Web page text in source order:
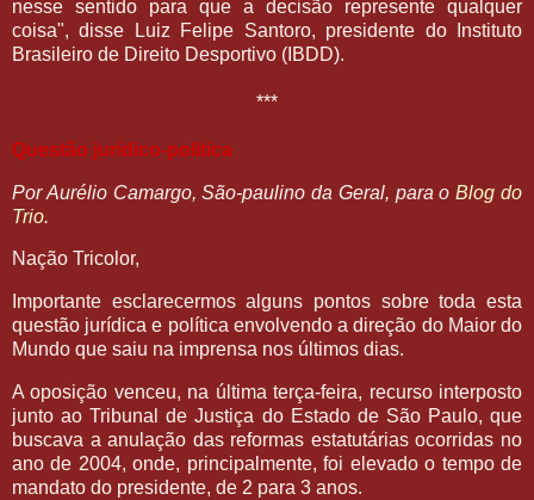
nesse sentido para que a decisão represente qualquer
coisa", disse Luiz Felipe Santoro, presidente do Instituto
Brasileiro de Direito Desportivo (IBDD).
***
Questão jurídico-política
Por Aurélio Camargo, São-paulino da Geral, para oBlog do
Trio.
Nação Tricolor,
Importante esclarecermos alguns pontos sobre toda esta
questão jurídica e política envolvendo a direção do Maior do
Mundo que saiu na imprensa nos últimos dias.
A oposição venceu, na última terça-feira, recurso interposto
junto ao Tribunal de Justiça do Estado de São Paulo, que
buscava a anulação das reformas estatutárias ocorridas no
ano de 2004, onde, principalmente, foi elevado o tempo de
mandato do presidente, de 2 para 3 anos.